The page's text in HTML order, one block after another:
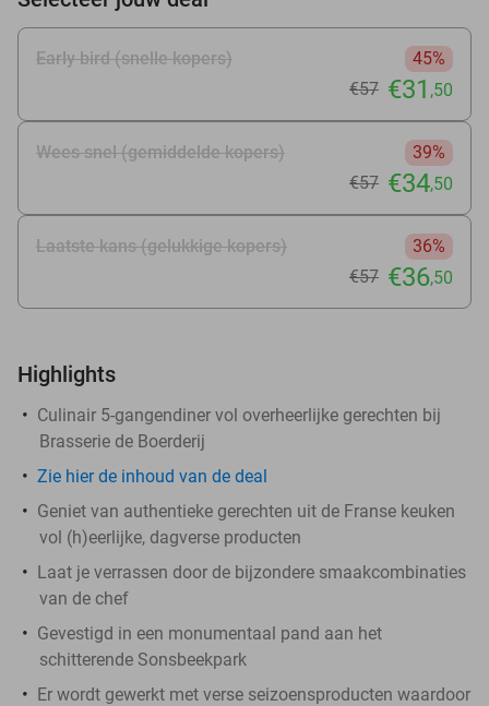
Early bird (snelle kopers)
45%
€57 €31 ,50
Wees snel (gemiddelde kopers)
39%
€57 €34,50
Laatste kans (gelukkige kopers)
36%
€57 €36,50
Highlights
Culinair 5-gangendiner vol overheerlijke gerechten bij
Brasserie de Boerderij
Zie hierde inhoud van de deal
Geniet van authentieke gerechten uit de Franse keuken
vol (h)eerlijke, dagverse producten
Laat je verrassen door de bijzondere smaakcombinaties
van de chef
Gevestigd in een monumentaal pand aan het
schitterende Sonsbeekpark
Er wordt gewerkt met verse seizoensproducten waardoor